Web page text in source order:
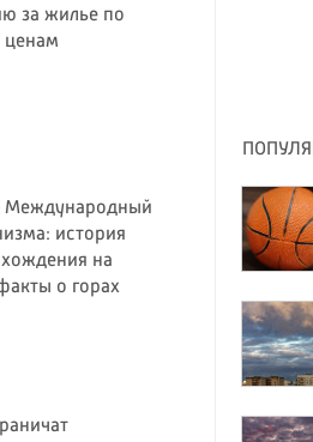
за жилье по
ценам
Международный
история
на
о горах